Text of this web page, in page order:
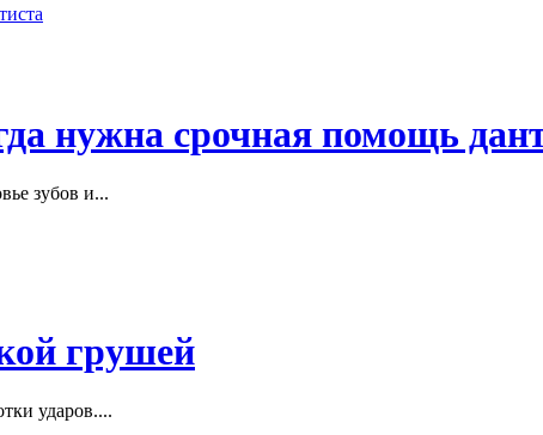
нужна срочная помощь
зубов и...
грушей
ударов....